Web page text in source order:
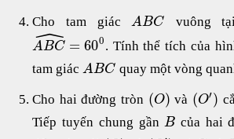
Cho tam giácABC vuông
ABC
ˆ = 600 . Tính thể tích của
tam giác ABC quay một vòng
Cho hai đường tròn (O) và (O′)
Tiếp tuyến chung gần B của hai